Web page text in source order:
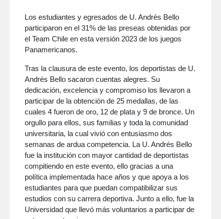
Los estudiantes y egresados de U. Andrés Bello
participaron en el 31% de las preseas obtenidas por
el Team Chile en esta versión 2023 de los juegos
Panamericanos.
Tras la clausura de este evento, los deportistas de U.
Andrés Bello sacaron cuentas alegres. Su
dedicación, excelencia y compromiso los llevaron a
participar de la obtención de 25 medallas, de las
cuales 4 fueron de oro, 12 de plata y 9 de bronce. Un
orgullo para ellos, sus familias y toda la comunidad
universitaria, la cual vivió con entusiasmo dos
semanas de ardua competencia. La U. Andrés Bello
fue la institución con mayor cantidad de deportistas
compitiendo en este evento, ello gracias a una
política implementada hace años y que apoya a los
estudiantes para que puedan compatibilizar sus
estudios con su carrera deportiva. Junto a ello, fue la
Universidad que llevó más voluntarios a participar de